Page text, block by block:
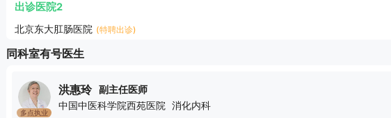
出诊医院2
北京东大肛肠医院 (特聘出诊)
同科室有号医生
多点执业
洪惠玲
副主任医师
中国中医科学院西苑医院
消化内科